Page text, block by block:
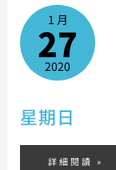
1 月
27
2020
星期日
星
期
日
詳細閱讀 »